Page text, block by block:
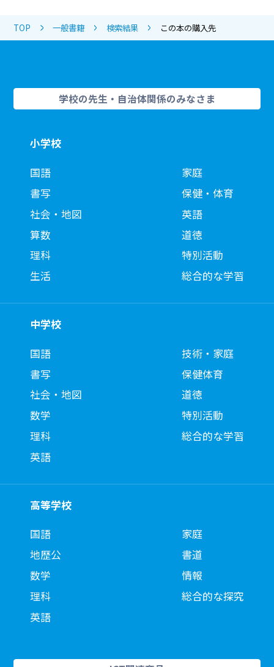
TOP 一般書籍 検索結果 この本の購入先
学校の先生・自治体関係のみなさま
小学校
国語
書写
社会・地図
算数
理科
生活
家庭
保健・体育
英語
道徳
特別活動
総合的な学習
中学校
国語
書写
社会・地図
数学
理科
英語
技術・家庭
保健体育
道徳
特別活動
総合的な学習
高等学校
国語
地歴公
数学
理科
英語
家庭
書道
情報
総合的な探究